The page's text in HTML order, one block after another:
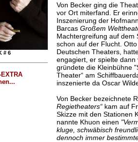
# 6
EXTRA
Von Becker ging die
vor Ort miterfand. Er
Inszenierung der
Barcas Großem
Machtergreifung auf dem
schon auf der Flucht.
Deutschen Theaters,
engagiert, er spielte
gründete die Kleinbühne
Theater“ am
inszenierte da Oscar
Von Becker bezeichnete
Regietheaters“kam auf
Skizze mit den Stationen
nannte Khuon einen
kluge, schwäbisch
dennoch immer